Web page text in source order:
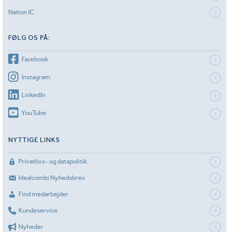
Nation IC
FØLG OS PÅ:
Facebook
Instagram
LinkedIn
YouTube
NYTTIGE LINKS
Privatlivs- og datapolitik
Idealcombi Nyhedsbrev
Find medarbejder
Kundeservice
Nyheder